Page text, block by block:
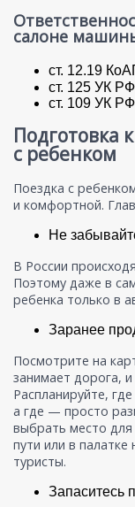
салоне
ст. 12.19
ст. 125 УК
ст. 109 УК
Подготовка
с ребенком
Поездка с
и комфортной.
Не
В России
Поэтому даже в
ребенка только в
Заранее
Посмотрите на
занимает дорога,
Распланируйте,
а где — просто
выбрать место для
пути или в
туристы.
Запаситесь